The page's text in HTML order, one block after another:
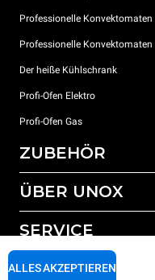
Professionelle
Professionelle Konvektomaten
Der heiße Kühlschrank
Profi-Ofen Elektro
Profi-Ofen Gas
ZUBEHÖR
Gesamtes Zubehör
Wasseraufbereitung mit
ÜBER UNOX
Unsere Standorte weltweit
SERVICE
Unox garantie
ALLES AKZEPTIEREN